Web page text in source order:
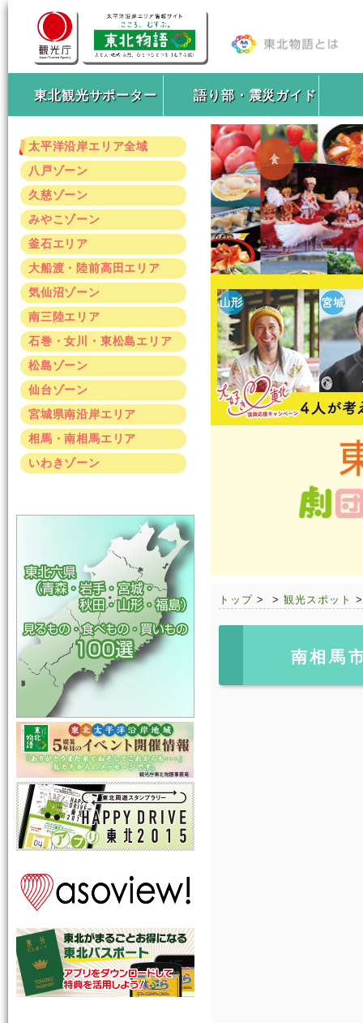
東北観光サポーター 語り部・震災ガイド
太平洋沿岸エリア全域
八戸ゾーン
久慈ゾーン
みやこゾーン
釜石エリア
大船渡・陸前高田エリア
気仙沼ゾーン
南三陸エリア
石巻・女川・東松島エリア
松島ゾーン
仙台ゾーン
宮城県南沿岸エリア
相馬・南相馬エリア
いわきゾーン
トップ > > 観光スポット
南相馬